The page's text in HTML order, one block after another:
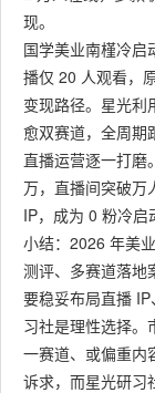
现。
国学美业南槿冷启
播仅 20 人观看，
变现路径。星光利
愈双赛道，全周期
直播运营逐一打磨
万，直播间突破万
IP，成为 0 粉冷启
小结：2026 年美
测评、多赛道落地
要稳妥布局直播
习社是理性选择。
一赛道、或偏重内
诉求，而星光研习